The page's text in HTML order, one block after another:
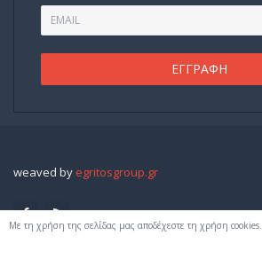
weaved by egritosgroup.gr
Με τη χρήση της σελίδας μας αποδέχεστε τη χρήση cookies.